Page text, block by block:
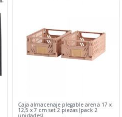
Caja almacenaje plegable arena 17 x
12,5 x 7 cm set 2 piezas (pack 2
unidades)